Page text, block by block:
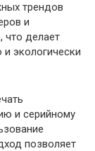
трендов
и
что делает
экологически
и серийному
позволяет